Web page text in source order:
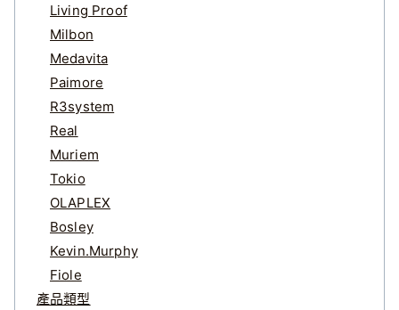
Living Proof
Milbon
Medavita
Paimore
R3system
Real
Muriem
Tokio
OLAPLEX
Bosley
Kevin.Murphy
Fiole
產品類型